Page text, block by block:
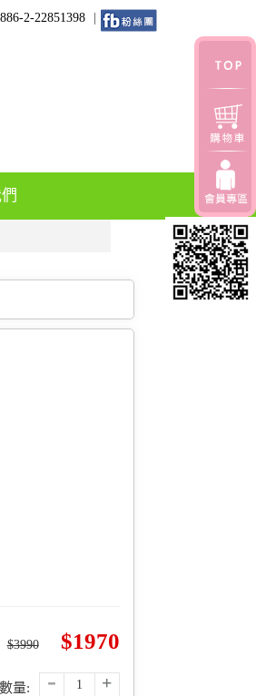
2-22851398
3990 1970
數量: - +